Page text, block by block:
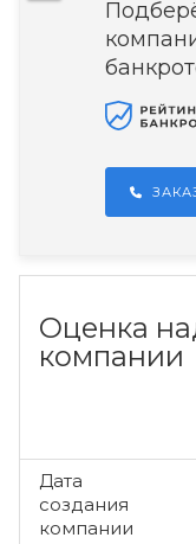
Оценка
компании
Дата
создания
компании